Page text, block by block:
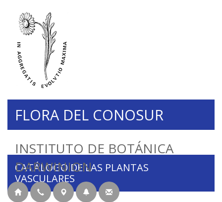
INSTITUTO DE BOTÁNICA
DARWINION
FLORA DEL CONOSUR
CATÁLOGO DE LAS PLANTAS
VASCULARES